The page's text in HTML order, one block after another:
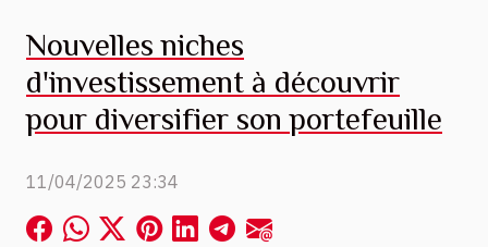
Nouvelles niches
d'investissement à découvrir
pour diversifier son portefeuille
11/04/2025 23:34